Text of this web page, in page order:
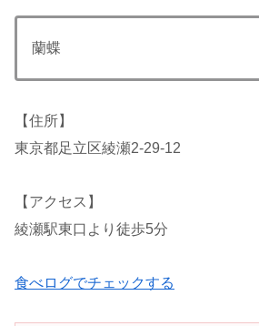
蘭蝶
【住所】
東京都足立区綾瀬2-29-12
【アクセス】
綾瀬駅東口より徒歩5分
食べログでチェックする